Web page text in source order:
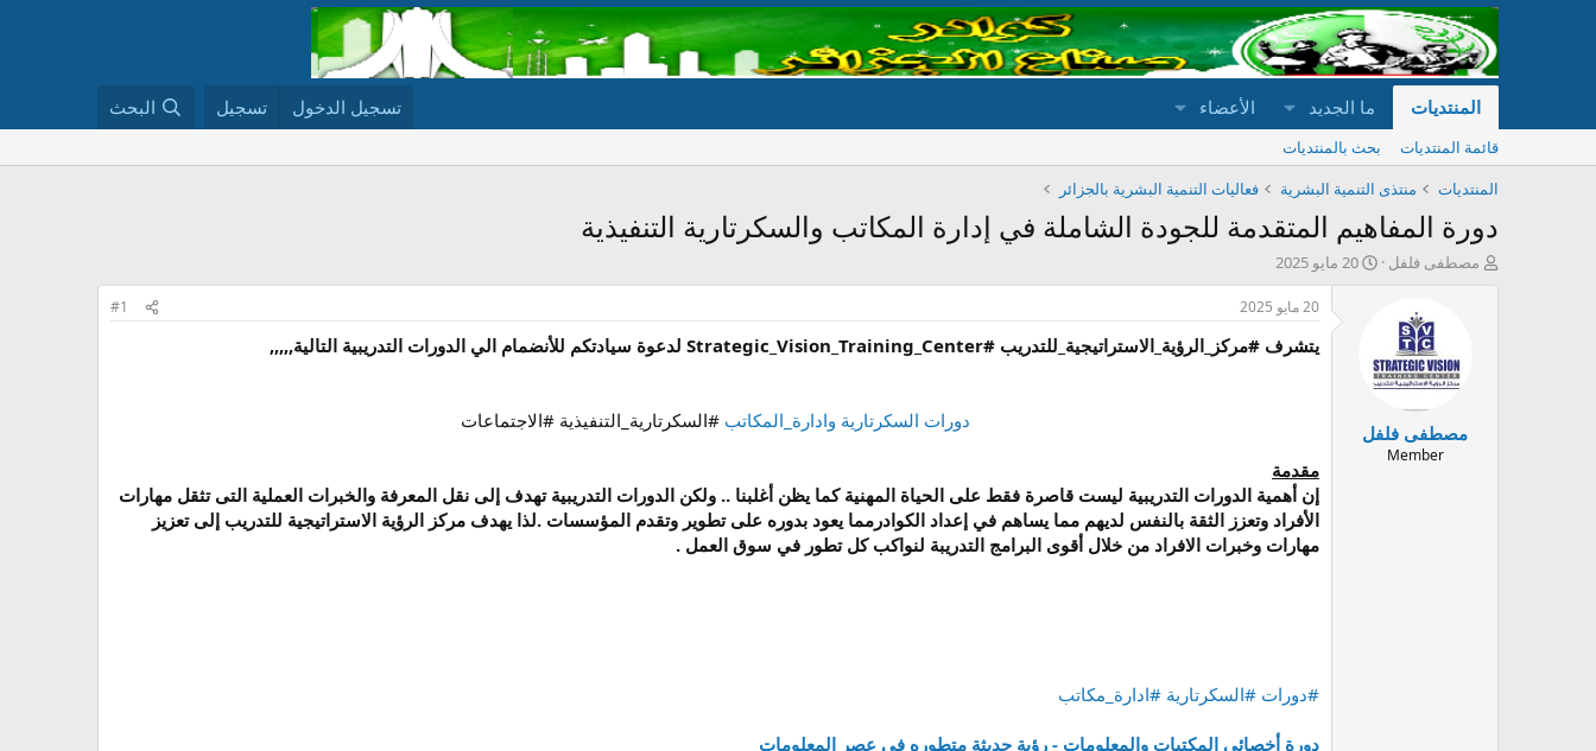
المنتديات ما الجديد الأعضاء تسجيل الدخول تسجيل البحث
قائمة المنتديات
بحث بالمنتديات
المنتديات
منتذى التنمية البشرية فعاليات التنمية البشرية بالجزائر
دورة المفاهيم المتقدمة للجودة الشاملة في إدارة المكاتب والسكرتارية التنفيذية
بمصطفى فلفل
ت20 مايو 2025
مصطفى فلفل
Member
20 مايو 2025 #1
يتشرف #مركز_الرؤية_الاستراتيجية_للتدريب #Strategic_Vision_Training_Center لدعوة سيادتكم للأنضمام الي الدورات التدريبية التالية,,,,,
دورات السكرتارية وادارة_المكاتب #السكرتارية_التنفيذية #الاجتماعات​
مقدمة
إن أهمية الدورات التدريبية ليست قاصرة فقط على الحياة المهنية كما يظن أغلبنا .. ولكن الدورات التدريبية تهدف إلى نقل المعرفة والخبرات العملية التى تثقل مهارات
الأفراد وتعزز الثقة بالنفس لديهم مما يساهم في إعداد الكوادرمما يعود بدوره على تطوير وتقدم المؤسسات .لذا يهدف مركز الرؤية الاستراتيجية للتدريب إلى تعزيز
مهارات وخبرات الافراد من خلال أقوى البرامج التدريبة لنواكب كل تطور في سوق العمل .
#دورات #السكرتارية #ادارة_مكاتب
دورة أخصائى المكتبات والمعلومات - رؤية حديثة متطوره فى عصر المعلومات